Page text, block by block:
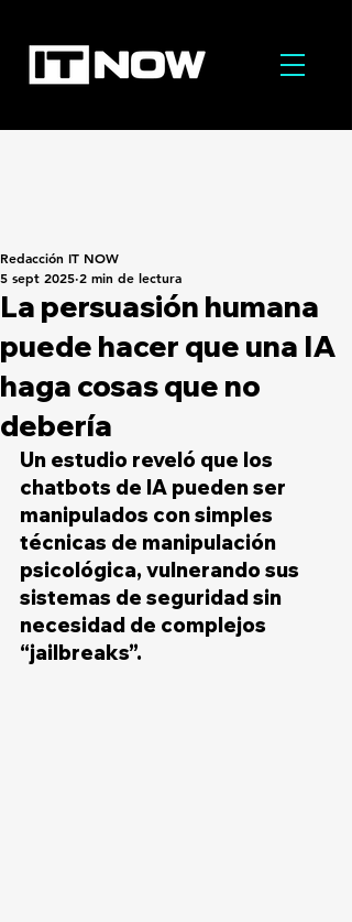
La persuasión humana
puede hacer que una IA
haga cosas que no
debería
Redacción IT NOW
5 sept 2025 2 min de lectura
Un estudio reveló que los
chatbots de IA pueden ser
manipulados con simples
técnicas de manipulación
psicológica, vulnerando sus
sistemas de seguridad sin
necesidad de complejos
“jailbreaks”.